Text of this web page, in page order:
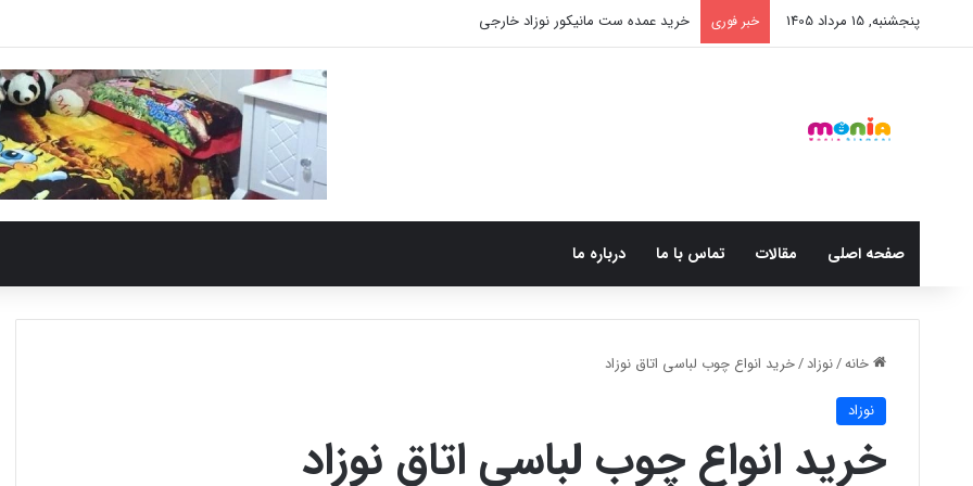
پنجشنبه, 15 مرداد 1405 خبر فوری خرید عمده ست مانیکور نوزاد خارجی
صفحه اصلی مقالات تماس با ما درباره ما
خانه/نوزاد/خرید انواع چوب لباسی اتاق نوزاد
نوزاد
خرید انواع چوب لباسی اتاق نوزاد